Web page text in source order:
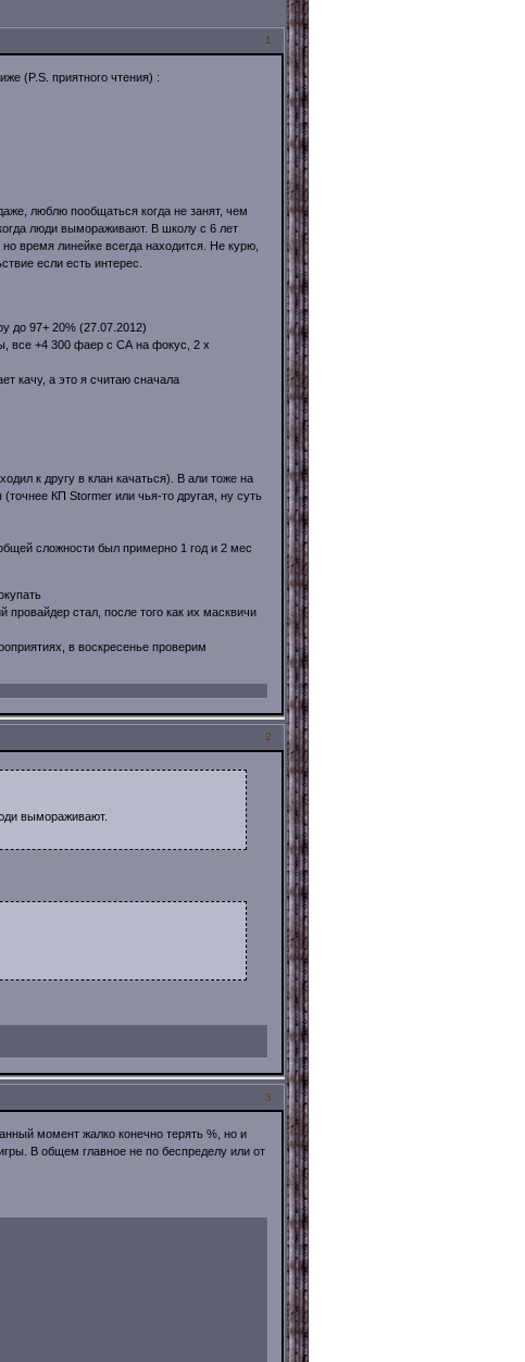
1
(P.S. приятного чтения) :
люблю пообщаться когда не занят, чем
люди вымораживают. В школу с 6 лет
время линейке всегда находится. Не курю,
если есть интерес.
до 97+ 20% (27.07.2012)
все +4 300 фаер с СА на фокус, 2 х
качу, а это я считаю сначала
к другу в клан качаться). В али тоже на
КП Stormer или чья-то другая, ну суть
сложности был примерно 1 год и 2 мес
стал, после того как их масквичи
в воскресенье проверим
2
вымораживают.
3
момент жалко конечно терять %, но и
В общем главное не по беспределу или от